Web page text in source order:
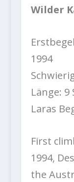
Wilder
1994
Länge: 9
Laras
First
1994,
the